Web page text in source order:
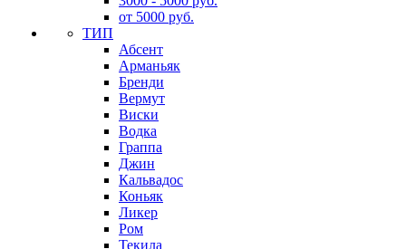
от 5000 руб.
ТИП
Абсент
Арманьяк
Бренди
Вермут
Виски
Водка
Граппа
Джин
Кальвадос
Коньяк
Ликер
Ром
Текила